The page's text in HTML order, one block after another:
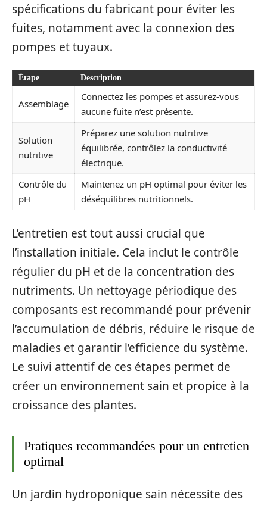
spécifications du fabricant pour éviter les
fuites, notamment avec la connexion des
pompes et tuyaux.
Étape Description
Assemblage
Connectez les pompes et assurez-vous
aucune fuite n’est présente.
Solution
nutritive
Préparez une solution nutritive
équilibrée, contrôlez la conductivité
électrique.
Contrôle du
pH
Maintenez un pH optimal pour éviter les
déséquilibres nutritionnels.
L’entretien est tout aussi crucial que
l’installation initiale. Cela inclut le contrôle
régulier du pH et de la concentration des
nutriments. Un nettoyage périodique des
composants est recommandé pour prévenir
l’accumulation de débris, réduire le risque de
maladies et garantir l’efficience du système.
Le suivi attentif de ces étapes permet de
créer un environnement sain et propice à la
croissance des plantes.
Pratiques recommandées pour un entretien
optimal
Un jardin hydroponique sain nécessite des